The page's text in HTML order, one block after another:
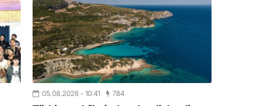
05.08.2026 - 10:41 784